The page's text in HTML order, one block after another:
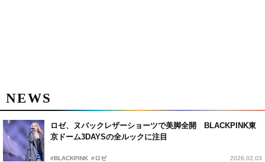
NEWS
ロゼ、ヌバックレザーショーツで美脚全開 BLACKPINK東
京ドーム3DAYSの全ルックに注目
#BLACKPINK #ロゼ 2026.02.03